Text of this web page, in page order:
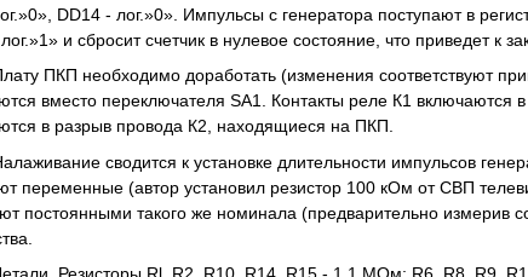
DD14 - лог.»0». Импульсы с генератора поступают в
и сбросит счетчик в нулевое состояние, что приведет к
ПКП необходимо доработать (изменения соответствуют
вместо переключателя SA1. Контакты реле К1
в разрыв провода К2, находящиеся на ПКП.
сводится к установке длительности импульсов
переменные (автор установил резистор 100 кОм от СВП
постоянными такого же номинала (предварительно измерив